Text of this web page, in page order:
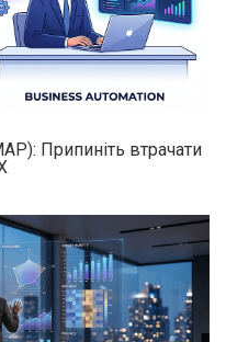
Припиніть втрачати